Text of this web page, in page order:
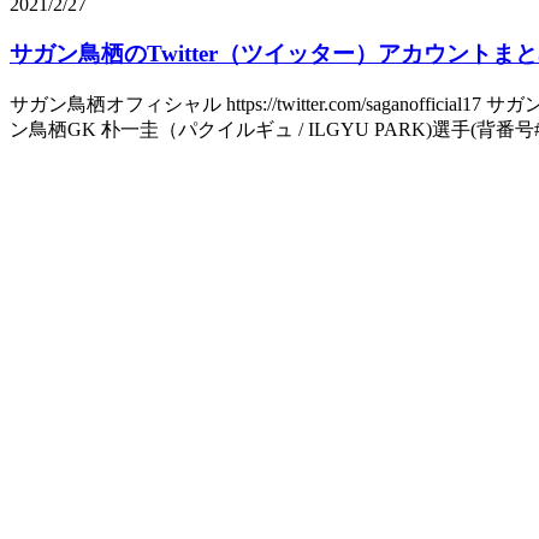
2021/2/27
サガン鳥栖のTwitter（ツイッター）アカウントま
サガン鳥栖オフィシャル https://twitter.com/saganofficial17 サ
ン鳥栖GK 朴一圭（パクイルギュ / ILGYU PARK)選手(背番号